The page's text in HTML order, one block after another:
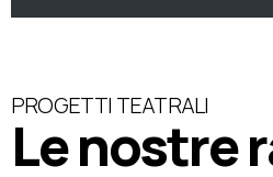
PROGETTI TEATRALI
Le nostre